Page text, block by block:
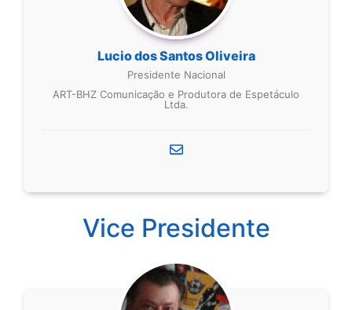
Lucio dos Santos Oliveira
Presidente Nacional
ART-BHZ Comunicação e Produtora de Espetáculo
Ltda.
Vice Presidente